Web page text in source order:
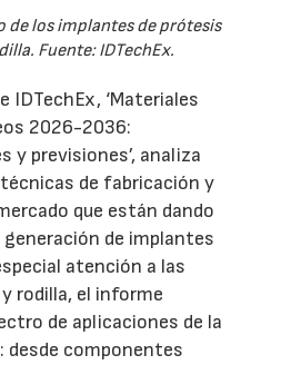
de los implantes de prótesis
Fuente: IDTechEx.
IDTechEx, ‘Materiales
2026-2036:
y previsiones’, analiza
de fabricación y
que están dando
de implantes
atención a las
rodilla, el informe
de aplicaciones de la
desde componentes